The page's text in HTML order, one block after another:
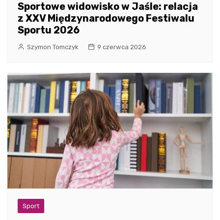
Sportowe widowisko w Jaśle: relacja
z XXV Międzynarodowego Festiwalu
Sportu 2026
Szymon Tomczyk 9 czerwca 2026
Sport